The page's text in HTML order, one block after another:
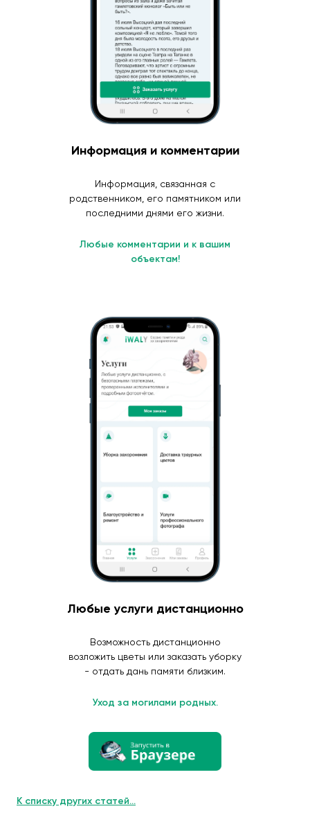
Информация и комментарии
Информация, связанная с
родственником, его памятником или
последними днями его жизни.
Любые комментарии и к вашим
объектам!
Любые услуги дистанционно
Возможность дистанционно
возложить цветы или заказать уборку
- отдать дань памяти близким.
Уход за могилами родных.
К списку других статей...